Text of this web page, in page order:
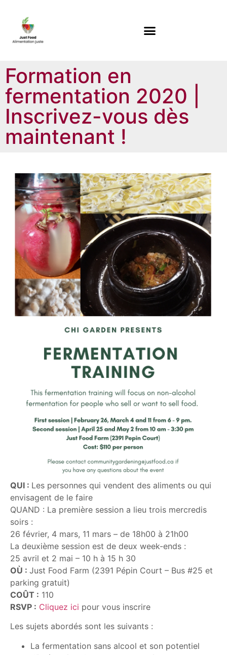
Formation en
fermentation 2020 |
Inscrivez-vous dès
maintenant !
QUI : Les personnes qui vendent des aliments ou qui
envisagent de le faire
QUAND : La première session a lieu trois mercredis
soirs :
26 février, 4 mars, 11 mars – de 18h00 à 21h00
La deuxième session est de deux week-ends :
25 avril et 2 mai – 10 h à 15 h 30
OÙ : Just Food Farm (2391 Pépin Court – Bus #25 et
parking gratuit)
COÛT : 110
RSVP : Cliquez ici pour vous inscrire
Les sujets abordés sont les suivants :
La fermentation sans alcool et son potentiel